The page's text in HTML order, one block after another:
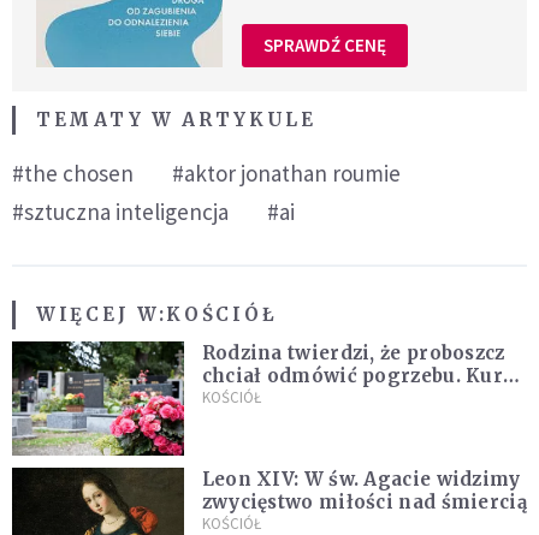
SPRAWDŹ CENĘ
TEMATY W ARTYKULE
#the chosen
#aktor jonathan roumie
#sztuczna inteligencja
#ai
WIĘCEJ W:KOŚCIÓŁ
Rodzina twierdzi, że proboszcz
chciał odmówić pogrzebu. Kuria
zapowiada wyjaśnienia
KOŚCIÓŁ
Leon XIV: W św. Agacie widzimy
zwycięstwo miłości nad śmiercią
KOŚCIÓŁ